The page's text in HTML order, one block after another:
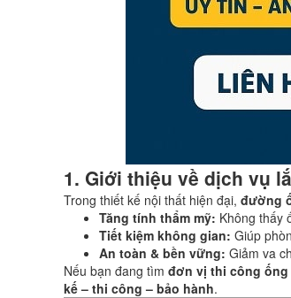
1. Giới thiệu về dịch vụ
Trong thiết kế nội thất hiện đại, đường
Tăng tính thẩm mỹ: Không thấy
Tiết kiệm không gian: Giúp
An toàn & bền vững: Giảm va
Nếu bạn đang tìm đơn vị thi công
kế – thi công – bảo hành.